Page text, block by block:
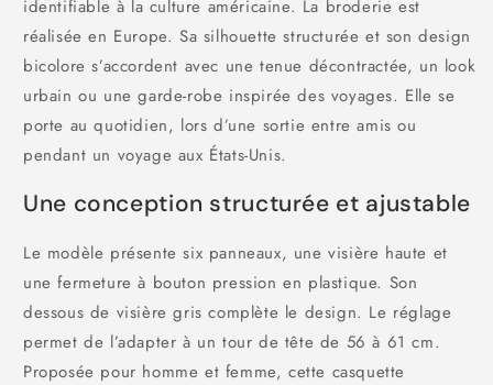
identifiable à la culture américaine. La broderie est
réalisée en Europe. Sa silhouette structurée et son design
bicolore s’accordent avec une tenue décontractée, un look
urbain ou une garde-robe inspirée des voyages. Elle se
porte au quotidien, lors d’une sortie entre amis ou
pendant un voyage aux États-Unis.
Une conception structurée et ajustable
Le modèle présente six panneaux, une visière haute et
une fermeture à bouton pression en plastique. Son
dessous de visière gris complète le design. Le réglage
permet de l’adapter à un tour de tête de 56 à 61 cm.
Proposée pour homme et femme, cette casquette